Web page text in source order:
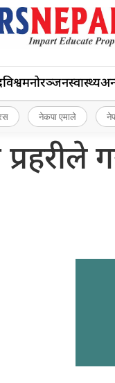
विश्वमनोरञ्जनस्वास्थ्य
नेकपा एमाले